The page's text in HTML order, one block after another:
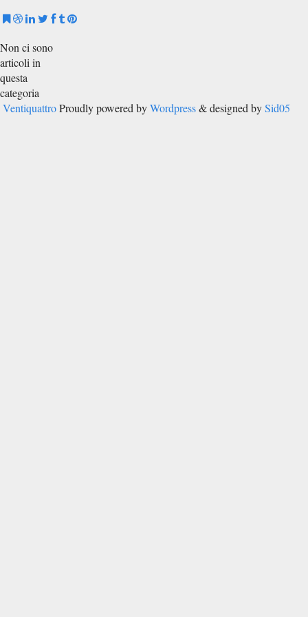
Non ci sono
articoli in
questa
categoria
Ventiquattro Proudly powered byWordpress& designed bySid05